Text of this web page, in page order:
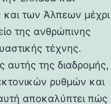
και των Άλπεων μέχρι
της ανθρώπινης
τέχνης.
αυτής της διαδρομής,
ρυθμών και
αποκαλύπτει πώς